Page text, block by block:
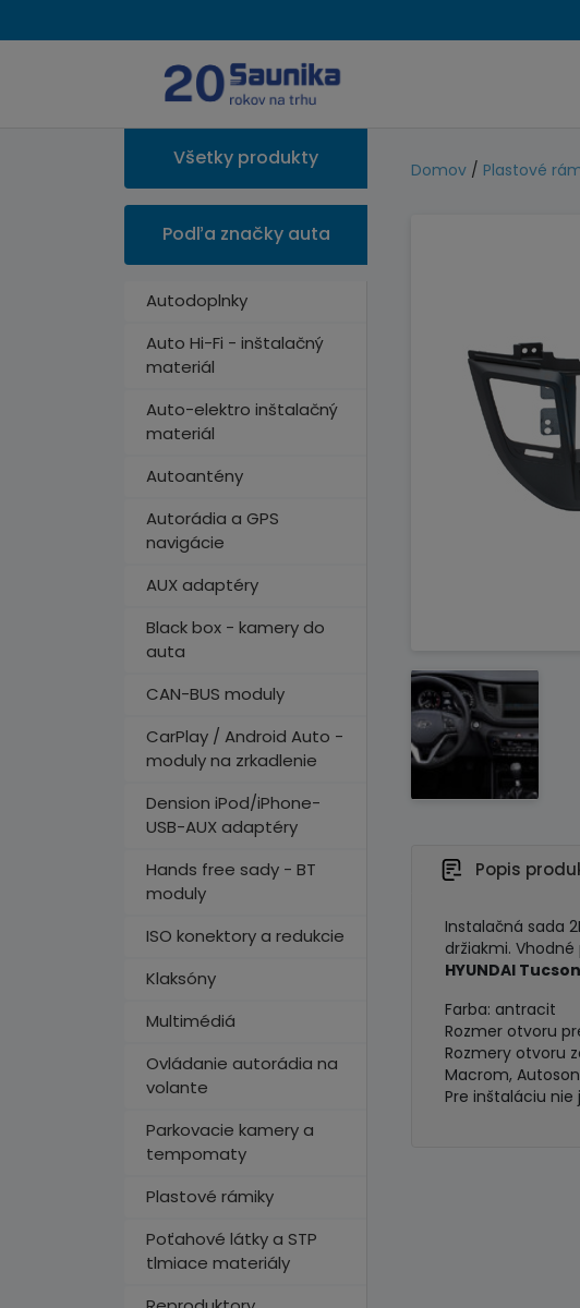
Všetky produkty
Podľa značky auta
Autodoplnky
Auto Hi-Fi - inštalačný
materiál
Auto-elektro inštalačný
materiál
Autoantény
Autorádia a GPS
navigácie
AUX adaptéry
Black box - kamery do
auta
CAN-BUS moduly
CarPlay / Android Auto -
moduly na zrkadlenie
Dension iPod/iPhone-
USB-AUX adaptéry
Hands free sady - BT
moduly
ISO konektory a redukcie
Klaksóny
Multimédiá
Ovládanie autorádia na
volante
Parkovacie kamery a
tempomaty
Plastové rámiky
Poťahové látky a STP
tlmiace materiály
Domov / Plastové
Popis
Instalačná sada
držiakmi.
HYUNDAI
Farba: antracit
Rozmer otvoru
Rozmery otvoru
Macrom,
Pre inštaláciu